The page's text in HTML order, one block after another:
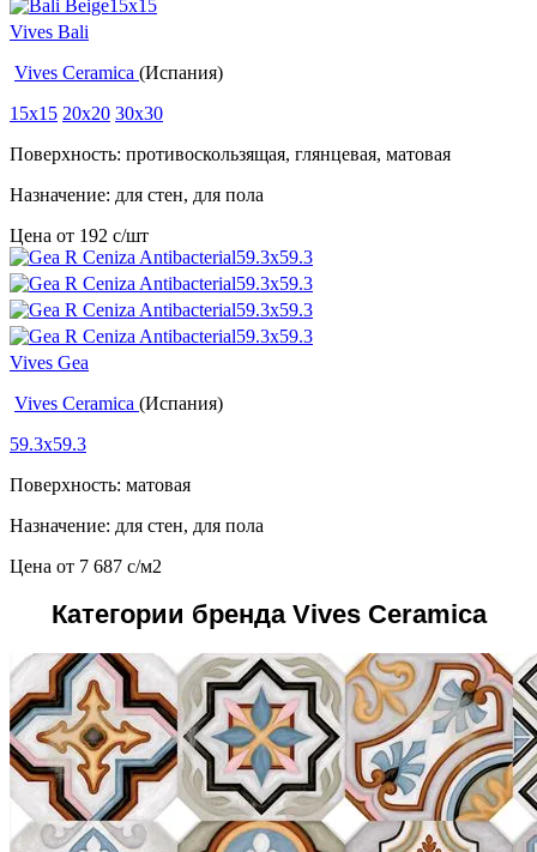
Vives Bali
Vives Ceramica (Испания)
15x15 20x20 30x30
Поверхность: противоскользящая, глянцевая, матовая
Назначение: для стен, для пола
Цена от 192 c/шт
Vives Gea
Vives Ceramica (Испания)
59.3x59.3
Поверхность: матовая
Назначение: для стен, для пола
Цена от 7 687 c/м2
Категории бренда Vives Ceramica